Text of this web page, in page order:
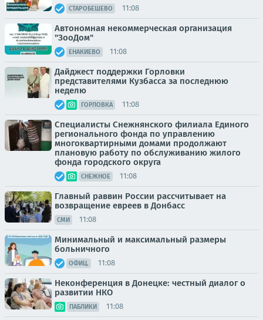
СТАРОБЕШЕВО 11:08
Автономная некоммерческая организация
"ЗооДом"
ЕНАКИЕВО 11:08
Дайджест поддержки Горловки
представителями Кузбасса за последнюю
неделю
ГОРЛОВКА 11:08
Специалисты Снежнянского филиала Единого
регионального фонда по управлению
многоквартирными домами продолжают
плановую работу по обслуживанию жилого
фонда городского округа
СНЕЖНОЕ 11:08
Главный раввин России рассчитывает на
возвращение евреев в Донбасс
СМИ 11:08
Минимальный и максимальный размеры
больничного
ОФИЦ. 11:08
Неконференция в Донецке: честный диалог о
развитии НКО
ПАБЛИКИ 11:08